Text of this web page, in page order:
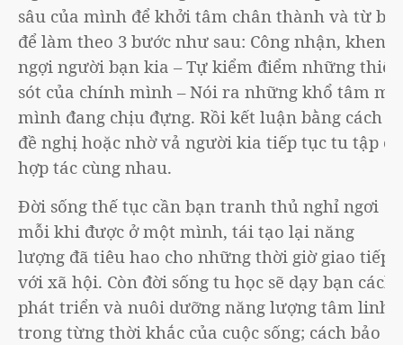
sâu của mình để khởi tâm chân thành và từ bi
để làm theo 3 bước như sau: Công nhận, khen
ngợi người bạn kia – Tự kiểm điểm những thiếu
sót của chính mình – Nói ra những khổ tâm mà
mình đang chịu đựng. Rồi kết luận bằng cách
đề nghị hoặc nhờ vả người kia tiếp tục tu tập có
hợp tác cùng nhau.
Đời sống thế tục cần bạn tranh thủ nghỉ ngơi
mỗi khi được ở một mình, tái tạo lại năng
lượng đã tiêu hao cho những thời giờ giao tiếp
với xã hội. Còn đời sống tu học sẽ dạy bạn cách
phát triển và nuôi dưỡng năng lượng tâm linh
trong từng thời khắc của cuộc sống; cách bảo